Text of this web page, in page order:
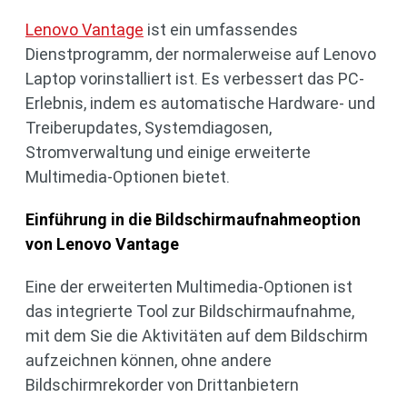
Lenovo Vantage ist ein umfassendes
Dienstprogramm, der normalerweise auf Lenovo
Laptop vorinstalliert ist. Es verbessert das PC-
Erlebnis, indem es automatische Hardware- und
Treiberupdates, Systemdiagosen,
Stromverwaltung und einige erweiterte
Multimedia-Optionen bietet.
Einführung in die Bildschirmaufnahmeoption
von Lenovo Vantage
Eine der erweiterten Multimedia-Optionen ist
das integrierte Tool zur Bildschirmaufnahme,
mit dem Sie die Aktivitäten auf dem Bildschirm
aufzeichnen können, ohne andere
Bildschirmrekorder von Drittanbietern